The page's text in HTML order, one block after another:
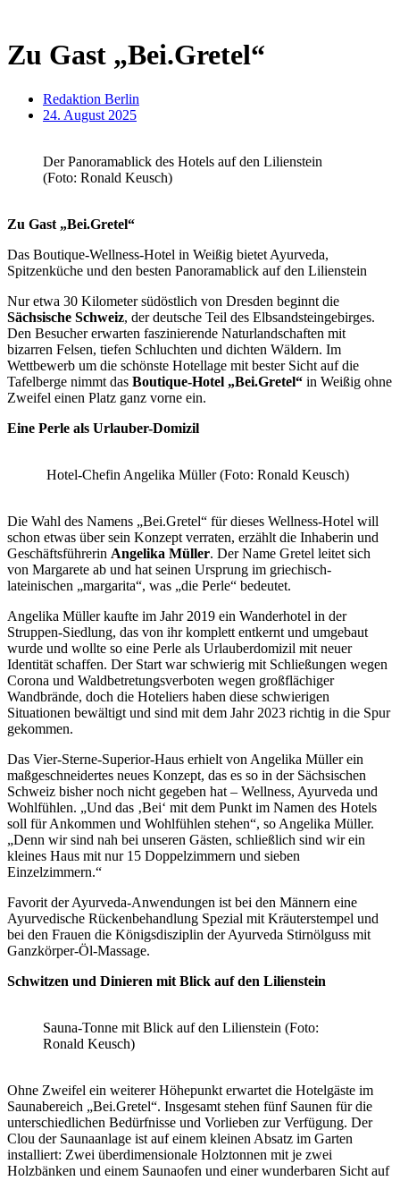
Zu Gast „Bei.Gretel“
Redaktion Berlin
24. August 2025
Der Panoramablick des Hotels auf den Lilienstein
(Foto: Ronald Keusch)
Zu Gast „Bei.Gretel“
Das Boutique-Wellness-Hotel in Weißig bietet Ayurveda,
Spitzenküche und den besten Panoramablick auf den Lilienstein
Nur etwa 30 Kilometer südöstlich von Dresden beginnt die
Sächsische Schweiz, der deutsche Teil des Elbsandsteingebirges.
Den Besucher erwarten faszinierende Naturlandschaften mit
bizarren Felsen, tiefen Schluchten und dichten Wäldern. Im
Wettbewerb um die schönste Hotellage mit bester Sicht auf die
Tafelberge nimmt das Boutique-Hotel „Bei.Gretel“ in Weißig ohne
Zweifel einen Platz ganz vorne ein.
Eine Perle als Urlauber-Domizil
Hotel-Chefin Angelika Müller (Foto: Ronald Keusch)
Die Wahl des Namens „Bei.Gretel“ für dieses Wellness-Hotel will
schon etwas über sein Konzept verraten, erzählt die Inhaberin und
Geschäftsführerin Angelika Müller. Der Name Gretel leitet sich
von Margarete ab und hat seinen Ursprung im griechisch-
lateinischen „margarita“, was „die Perle“ bedeutet.
Angelika Müller kaufte im Jahr 2019 ein Wanderhotel in der
Struppen-Siedlung, das von ihr komplett entkernt und umgebaut
wurde und wollte so eine Perle als Urlauberdomizil mit neuer
Identität schaffen. Der Start war schwierig mit Schließungen wegen
Corona und Waldbetretungsverboten wegen großflächiger
Wandbrände, doch die Hoteliers haben diese schwierigen
Situationen bewältigt und sind mit dem Jahr 2023 richtig in die Spur
gekommen.
Das Vier-Sterne-Superior-Haus erhielt von Angelika Müller ein
maßgeschneidertes neues Konzept, das es so in der Sächsischen
Schweiz bisher noch nicht gegeben hat – Wellness, Ayurveda und
Wohlfühlen. „Und das ‚Bei‘ mit dem Punkt im Namen des Hotels
soll für Ankommen und Wohlfühlen stehen“, so Angelika Müller.
„Denn wir sind nah bei unseren Gästen, schließlich sind wir ein
kleines Haus mit nur 15 Doppelzimmern und sieben
Einzelzimmern.“
Favorit der Ayurveda-Anwendungen ist bei den Männern eine
Ayurvedische Rückenbehandlung Spezial mit Kräuterstempel und
bei den Frauen die Königsdisziplin der Ayurveda Stirnölguss mit
Ganzkörper-Öl-Massage.
Schwitzen und Dinieren mit Blick auf den Lilienstein
Sauna-Tonne mit Blick auf den Lilienstein (Foto:
Ronald Keusch)
Ohne Zweifel ein weiterer Höhepunkt erwartet die Hotelgäste im
Saunabereich „Bei.Gretel“. Insgesamt stehen fünf Saunen für die
unterschiedlichen Bedürfnisse und Vorlieben zur Verfügung. Der
Clou der Saunaanlage ist auf einem kleinen Absatz im Garten
installiert: Zwei überdimensionale Holztonnen mit je zwei
Holzbänken und einem Saunaofen und einer wunderbaren Sicht auf